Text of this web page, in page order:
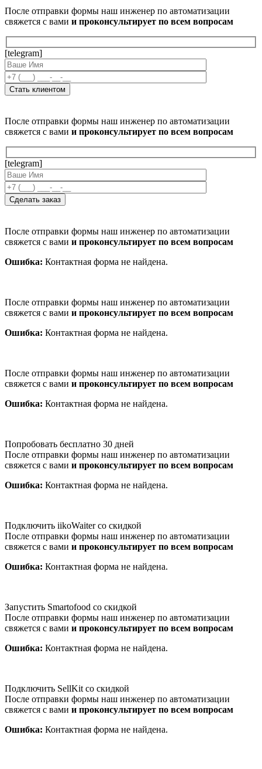
После отправки формы наш инженер по автоматизации
свяжется с вами и проконсультирует по всем вопросам
[telegram]
После отправки формы наш инженер по автоматизации
свяжется с вами и проконсультирует по всем вопросам
[telegram]
После отправки формы наш инженер по автоматизации
свяжется с вами и проконсультирует по всем вопросам
Ошибка: Контактная форма не найдена.
После отправки формы наш инженер по автоматизации
свяжется с вами и проконсультирует по всем вопросам
Ошибка: Контактная форма не найдена.
После отправки формы наш инженер по автоматизации
свяжется с вами и проконсультирует по всем вопросам
Ошибка: Контактная форма не найдена.
Попробовать бесплатно 30 дней
После отправки формы наш инженер по автоматизации
свяжется с вами и проконсультирует по всем вопросам
Ошибка: Контактная форма не найдена.
Подключить iikoWaiter со скидкой
После отправки формы наш инженер по автоматизации
свяжется с вами и проконсультирует по всем вопросам
Ошибка: Контактная форма не найдена.
Запустить Smartofood со скидкой
После отправки формы наш инженер по автоматизации
свяжется с вами и проконсультирует по всем вопросам
Ошибка: Контактная форма не найдена.
Подключить SellKit со скидкой
После отправки формы наш инженер по автоматизации
свяжется с вами и проконсультирует по всем вопросам
Ошибка: Контактная форма не найдена.